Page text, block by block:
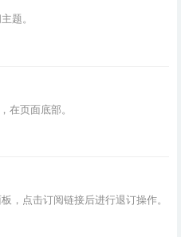
题。
在页面底部。
，点击订阅链接后进行退订操作。